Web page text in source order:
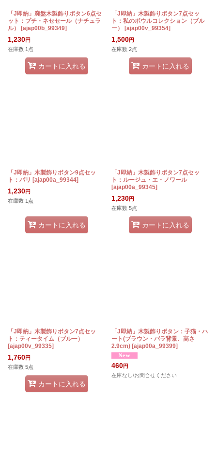
「J即納」廃盤木製飾りボタン6点セ
ット：プチ・ネセセール（ナチュラ
ル）
[ajap00b_99349]
1,230円
在庫数 1点
カートに入れる
「J即納」木製飾りボタン7点セッ
ト：私のボウルコレクション（ブル
ー）
[ajap00v_99354]
1,500円
在庫数 2点
カートに入れる
「J即納」木製飾りボタン9点セッ
ト：パリ [ajap00a_99344]
1,230円
在庫数 1点
カートに入れる
「J即納」木製飾りボタン7点セッ
ト：ルージュ・エ・ノワール
[ajap00a_99345]
1,230円
在庫数 5点
カートに入れる
「J即納」木製飾りボタン7点セッ
ト：ティータイム（ブルー）
[ajap00v_99335]
1,760円
在庫数 5点
カートに入れる
「J即納」木製飾りボタン：子猫・ハ
ート(ブラウン・バラ背景、高さ
2.9cm) [ajap00a_99399]
460円
在庫なし/お問合せください